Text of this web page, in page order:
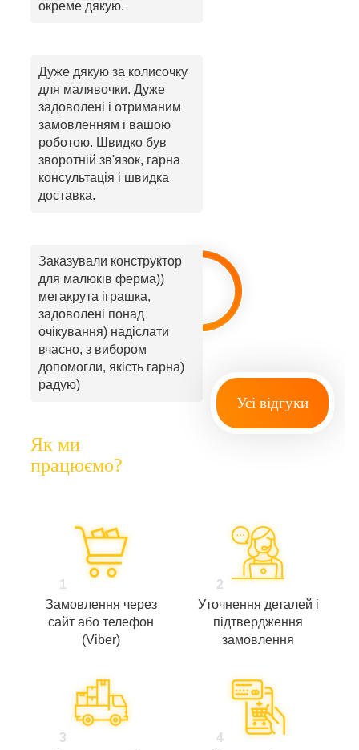
окреме дякую.
Дуже дякую за колисочку
для малявочки. Дуже
задоволені і отриманим
замовленням і вашою
роботою. Швидко був
зворотній зв'язок, гарна
консультація і швидка
доставка.
Заказували конструктор
для малюків ферма))
мегакрута іграшка,
задоволені понад
очікування) надіслати
вчасно, з вибором
допомогли, якість гарна)
радую)
Усі відгуки
Як ми
працюємо?
1
Замовлення через
сайт або телефон
(Viber)
2
Уточнення деталей і
підтвердження
замовлення
3
4